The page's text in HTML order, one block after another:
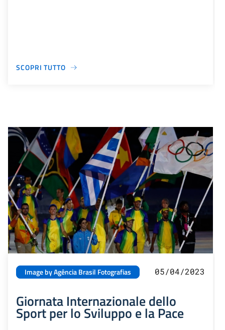
SCOPRI TUTTO
Image by Agência Brasil Fotografias 05/04/2023
Giornata Internazionale dello
Sport per lo Sviluppo e la Pace